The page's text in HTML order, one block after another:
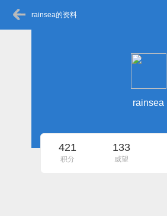
rainsea的资料
rainsea
421
积分
133
威望